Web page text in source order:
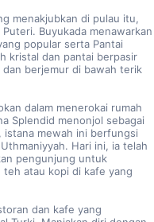
Buyukada menawarkan
popular serta Pantai
kristal dan pantai berpasir
berjemur di bawah terik
Splendid menonjol sebagai
istana mewah ini berfungsi
Hari ini, ia telah
pengunjung untuk
teh atau kopi di kafe yang